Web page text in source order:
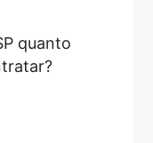
quanto